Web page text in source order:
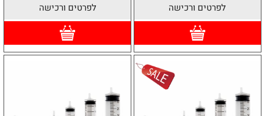
לפרטים ורכישה לפרטים ורכישה